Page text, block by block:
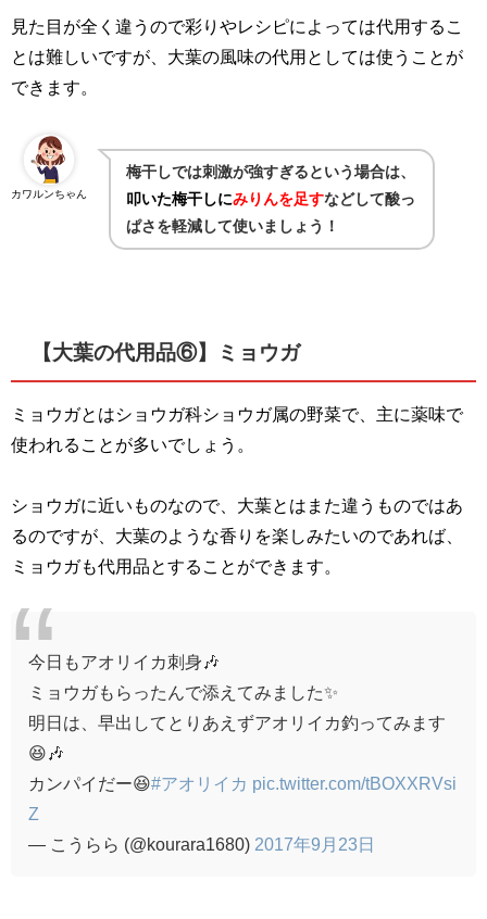
見た目が全く違うので彩りやレシピによっては代用するこ
とは難しいですが、大葉の風味の代用としては使うことが
できます。
カワルンちゃん
梅干しでは刺激が強すぎるという場合は、
叩いた梅干しにみりんを足すなどして酸っ
ぱさを軽減して使いましょう！
【大葉の代用品⑥】ミョウガ
ミョウガとはショウガ科ショウガ属の野菜で、主に薬味で
使われることが多いでしょう。
ショウガに近いものなので、大葉とはまた違うものではあ
るのですが、大葉のような香りを楽しみたいのであれば、
ミョウガも代用品とすることができます。
今日もアオリイカ刺身🎶
ミョウガもらったんで添えてみました✨
明日は、早出してとりあえずアオリイカ釣ってみます
😆🎶
カンパイだー😆#アオリイカ pic.twitter.com/tBOXXRVsi
Z
— こうらら (@kourara1680) 2017年9月23日